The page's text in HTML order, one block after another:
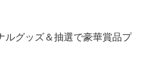
ルグッズ＆抽選で豪華賞品プ